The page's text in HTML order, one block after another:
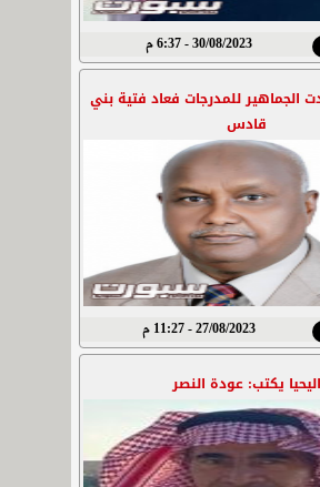
30/08/2023 - 6:37 م
الجماهير للمدرجات فعاد فتية بني
قادس
27/08/2023 - 11:27 م
اليحيا يكتب: عودة النصر